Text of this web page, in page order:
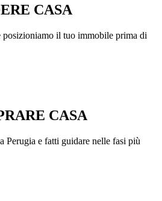
CASA
posizioniamo il tuo immobile prima di
CASA
Perugia e fatti guidare nelle fasi più